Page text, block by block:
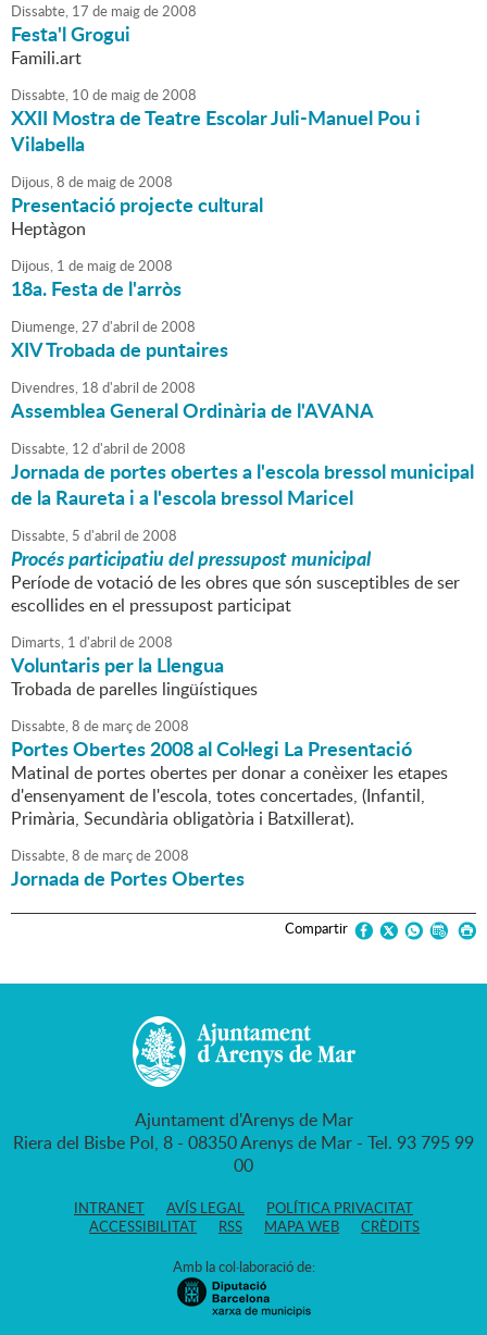
Dissabte, 17 de maigde2008
Festa'l Grogui
Famili.art
Dissabte, 10 de maigde2008
XXII Mostra de Teatre Escolar Juli-Manuel Pou i
Vilabella
Dijous,8 de maigde2008
Presentació projecte cultural
Heptàgon
Dijous, 1 de maigde2008
18a. Festa de l'arròs
Diumenge,27 d'abril de2008
XIV Trobada de puntaires
Divendres, 18 d'abril de2008
Assemblea General Ordinària de l'AVANA
Dissabte, 12 d'abril de2008
Jornada de portes obertes a l'escola bressol municipal
de la Raureta i a l'escola bressol Maricel
Dissabte, 5 d'abril de2008
Procés participatiu del pressupost municipal
Període de votació de les obres que són susceptibles de ser
escollides en el pressupost participat
Dimarts, 1 d'abril de2008
Voluntaris per la Llengua
Trobada de parelles lingüístiques
Dissabte,8 de marçde2008
Portes Obertes 2008 al Col·legi La Presentació
Matinal de portes obertes per donar a conèixer les etapes
d'ensenyament de l'escola, totes concertades, (Infantil,
Primària, Secundària obligatòria i Batxillerat).
Dissabte,8 de marçde2008
Jornada de Portes Obertes
Compartir
Ajuntament d'Arenys de Mar
Riera del Bisbe Pol, 8 - 08350 Arenys de Mar - Tel. 93 795 99
00
INTRANET AVÍS LEGAL
POLÍTICA PRIVACITAT
ACCESSIBILITAT
RSS MAPA WEB CRÈDITS
Amb la col·laboració de: